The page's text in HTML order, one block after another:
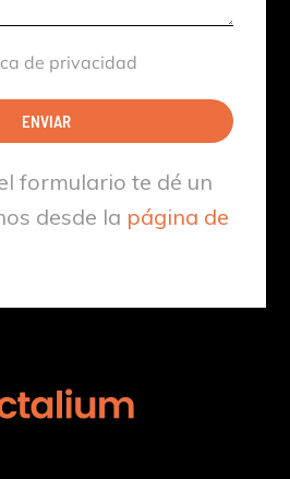
de privacidad
ENVIAR
formulario te dé un
desde la página de